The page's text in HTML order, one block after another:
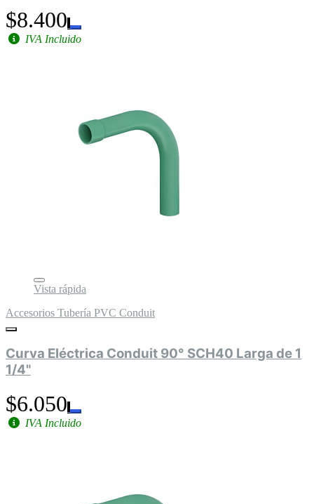
$8.400
IVA Incluido
Vista rápida
Accesorios Tubería PVC Conduit
Curva Eléctrica Conduit 90° SCH40 Larga de 1
1/4"
$6.050
IVA Incluido